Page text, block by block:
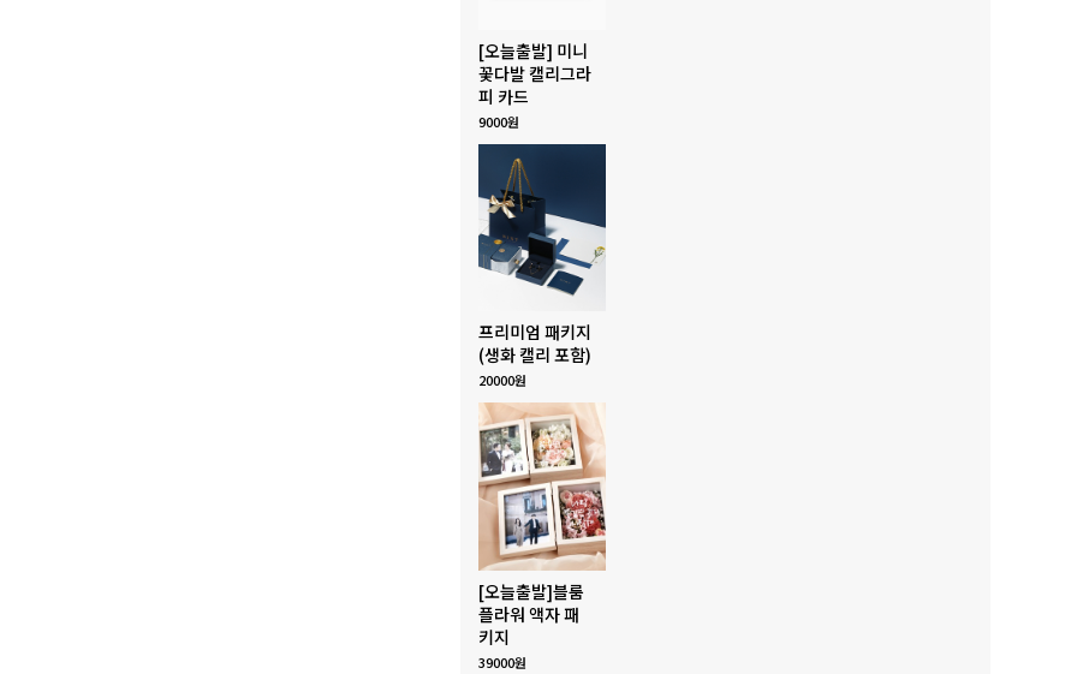
[오늘출발] 미니
꽃다발 캘리그라
피 카드
9000원
프리미엄 패키지
(생화 캘리 포함)
20000원
[오늘출발]블룸
플라워 액자 패
키지
39000원